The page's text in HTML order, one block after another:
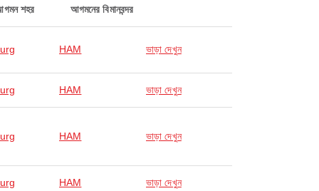
শহর আগমনের বিমানবন্দর
HAM ভাড়া দেখুন
HAM ভাড়া দেখুন
HAM ভাড়া দেখুন
HAM ভাড়া দেখুন